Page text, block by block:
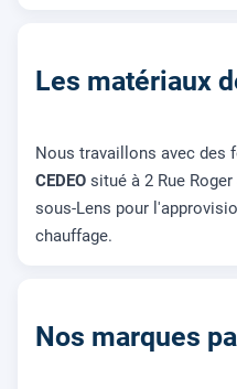
Les matériaux
Nous travaillons avec des
CEDEO situé à 2 Rue
sous-Lens pour
chauffage.
Nos marques